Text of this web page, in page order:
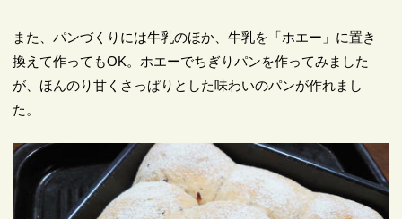
また、パンづくりには牛乳のほか、牛乳を「ホエー」に置き
換えて作ってもOK。ホエーでちぎりパンを作ってみました
が、ほんのり甘くさっぱりとした味わいのパンが作れまし
た。